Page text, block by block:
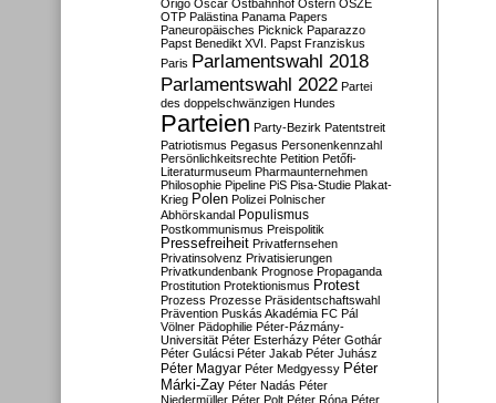
Origo Oscar Ostbahnhof Ostern OSZE
OTP Palästina Panama Papers
Paneuropäisches Picknick Paparazzo
Papst Benedikt XVI. Papst Franziskus
Paris Parlamentswahl 2018
Parlamentswahl 2022 Partei
des doppelschwänzigen Hundes
Parteien Party-Bezirk Patentstreit
Patriotismus Pegasus Personenkennzahl
Persönlichkeitsrechte Petition Petőfi-
Literaturmuseum Pharmaunternehmen
Philosophie Pipeline PiS Pisa-Studie Plakat-
Krieg Polen Polizei Polnischer
Abhörskandal Populismus
Postkommunismus Preispolitik
Pressefreiheit Privatfernsehen
Privatinsolvenz Privatisierungen
Privatkundenbank Prognose Propaganda
Prostitution Protektionismus Protest
Prozess Prozesse Präsidentschaftswahl
Prävention Puskás Akadémia FC Pál
Völner Pädophilie Péter-Pázmány-
Universität Péter Esterházy Péter Gothár
Péter Gulácsi Péter Jakab Péter Juhász
Péter Magyar Péter Medgyessy Péter
Márki-Zay Péter Nadás Péter
Niedermüller Péter Polt Péter Róna Péter